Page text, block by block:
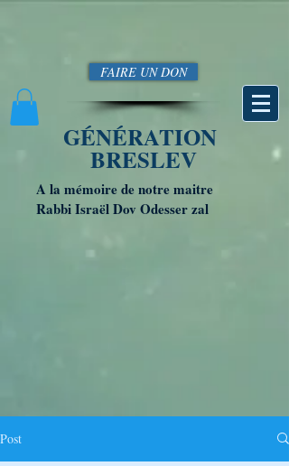
FAIRE UN DON
GÉNÉRATION
BRESLEV
A la mémoire de notre maitre
Rabbi Israël Dov Odesser zal
Post